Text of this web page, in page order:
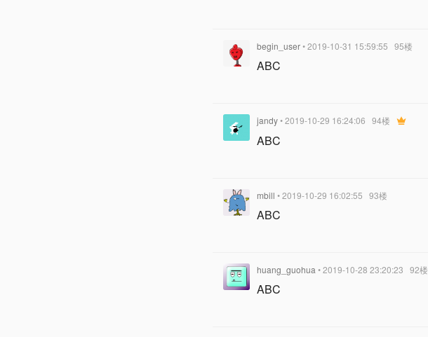
begin_user• 2019-10-31 15:59:55 95楼
ABC
jandy• 2019-10-29 16:24:06 94楼
ABC
mbill • 2019-10-29 16:02:55 93楼
ABC
huang_guohua • 2019-10-28 23:20:23 92楼
ABC